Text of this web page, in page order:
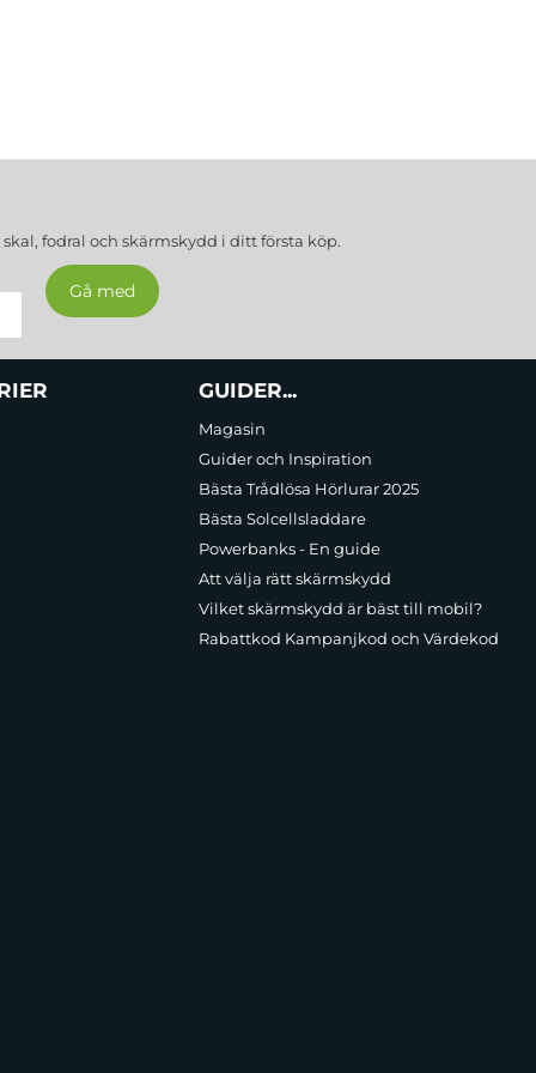
skal, fodral och skärmskydd i ditt första köp.
GUIDER...
Magasin
Guider och Inspiration
Bästa Trådlösa Hörlurar 2025
Bästa Solcellsladdare
Powerbanks - En guide
Att välja rätt skärmskydd
Vilket skärmskydd är bäst till mobil?
Rabattkod Kampanjkod och Värdekod